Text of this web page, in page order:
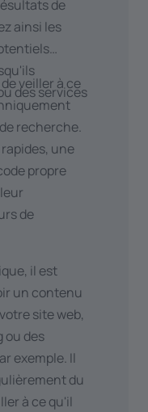
de
ainsi les
des services
veiller à ce
recherche.
une
propre
de
il est
un contenu
site web,
ou des
exemple. Il
du
à ce qu'il
:
site web
viennent vos
les contenus
du
et en
la
les visiteurs
afin de
à déployer
sur une
d'obtenir un